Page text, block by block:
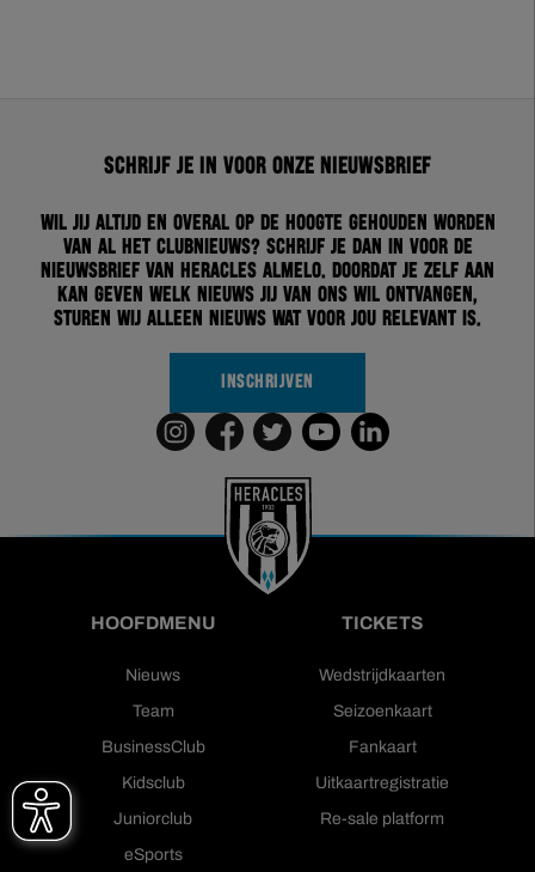
Schrijf je in voor onze nieuwsbrief
Wil jij altijd en overal op de hoogte gehouden worden
van al het clubnieuws? Schrijf je dan in voor de
nieuwsbrief van Heracles Almelo. Doordat je zelf aan
kan geven welk nieuws jij van ons wil ontvangen,
sturen wij alleen nieuws wat voor jou relevant is.
INSCHRIJVEN
HOOFDMENU
Nieuws
Team
BusinessClub
Kidsclub
Juniorclub
eSports
TICKETS
Wedstrijdkaarten
Seizoenkaart
Fankaart
Uitkaartregistratie
Re-sale platform